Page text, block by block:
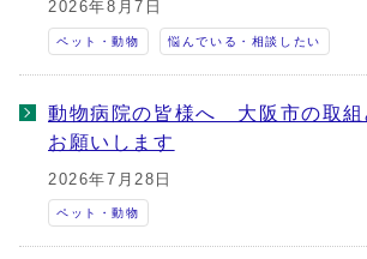
2026年8月7日
ペット・動物 悩んでいる・相談したい
動物病院の皆様へ 大阪市の取組
お願いします
2026年7月28日
ペット・動物